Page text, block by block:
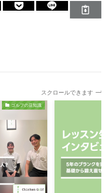
スクロールできます
ゴルフの豆知識